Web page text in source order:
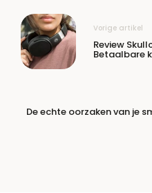
Vorige artikel
Review
Betaalbare
De echte oorzaken van je